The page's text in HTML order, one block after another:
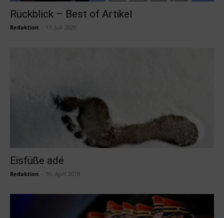
Rückblick – Best of Artikel
Redaktion 13. Juli 2020
Eisfüße adé
Redaktion 30. April 2019